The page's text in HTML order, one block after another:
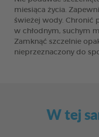
miesiąca życia.
świeżej wody. Chronić
w chłodnym, suchym
Zamknąć szczelnie
nieprzeznaczony do
W tej